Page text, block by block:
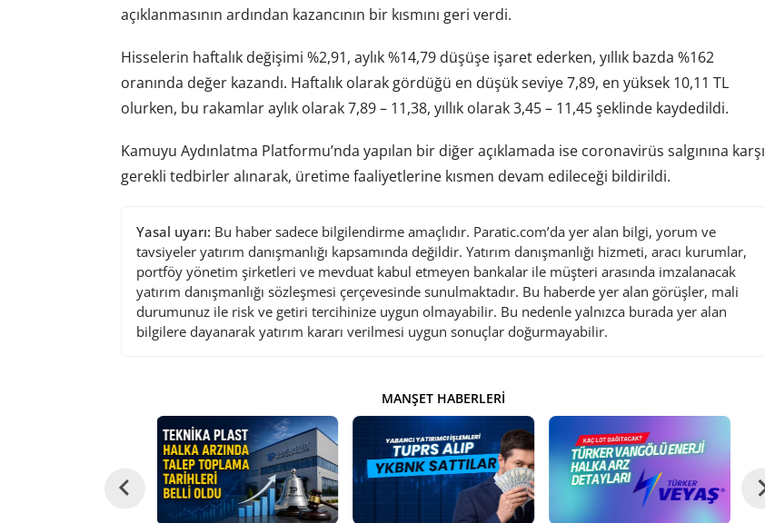
açıklanmasının ardından kazancının bir kısmını geri verdi.
Hisselerin haftalık değişimi %2,91, aylık %14,79 düşüşe işaret ederken, yıllık bazda %162
oranında değer kazandı. Haftalık olarak gördüğü en düşük seviye 7,89, en yüksek 10,11 TL
olurken, bu rakamlar aylık olarak 7,89 – 11,38, yıllık olarak 3,45 – 11,45 şeklinde kaydedildi.
Kamuyu Aydınlatma Platformu’nda yapılan bir diğer açıklamada ise coronavirüs salgınına karşı
gerekli tedbirler alınarak, üretime faaliyetlerine kısmen devam edileceği bildirildi.
Yasal uyarı: Bu haber sadece bilgilendirme amaçlıdır. Paratic.com’da yer alan bilgi, yorum ve
tavsiyeler yatırım danışmanlığı kapsamında değildir. Yatırım danışmanlığı hizmeti, aracı kurumlar,
portföy yönetim şirketleri ve mevduat kabul etmeyen bankalar ile müşteri arasında imzalanacak
yatırım danışmanlığı sözleşmesi çerçevesinde sunulmaktadır. Bu haberde yer alan görüşler, mali
durumunuz ile risk ve getiri tercihinize uygun olmayabilir. Bu nedenle yalnızca burada yer alan
bilgilere dayanarak yatırım kararı verilmesi uygun sonuçlar doğurmayabilir.
MANŞET HABERLERI